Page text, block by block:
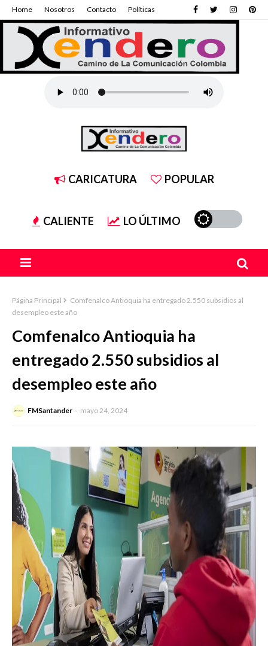
Home Nosotros Contacto Políticas
CARICATURA POPULAR
CALIENTE LO ÚLTIMO
Página Principal
Comfenalco Antioquia ha entregado 2.550 subsidios al
desempleo este año
Comfenalco Antioquia ha
entregado 2.550 subsidios al
desempleo este año
FMSantander mayo 24, 2024